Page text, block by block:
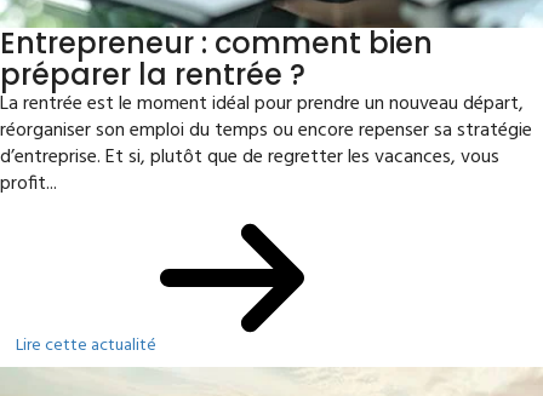
Entrepreneur : comment bien
préparer la rentrée ?
La rentrée est le moment idéal pour prendre un nouveau départ,
réorganiser son emploi du temps ou encore repenser sa stratégie
d’entreprise. Et si, plutôt que de regretter les vacances, vous
profit...
Lire cette actualité